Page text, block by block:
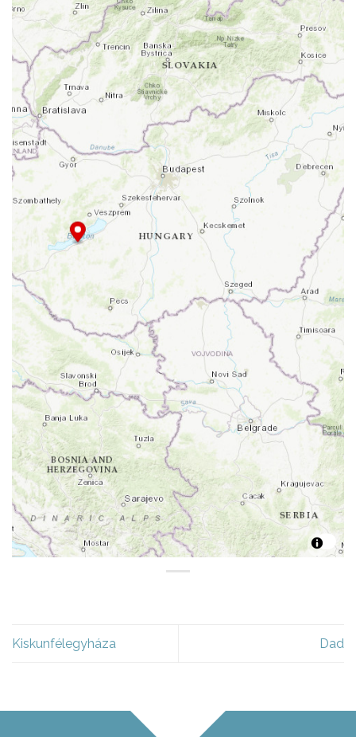
Kiskunfélegyháza Dad